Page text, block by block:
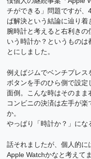
チができる」問題ですが
ば解決という結論に辿り着
腕時計と考えると右利きの
いう時計か？というものは
とにしました。
例えばジムでベンチプレス
ボタンを手のひら側で設
面倒。こんな時はそのまま
コンビニの決済は左手が
か。
やっぱり「時計か？」にな
話それましたが、個人的
Apple Watchかなと考えて